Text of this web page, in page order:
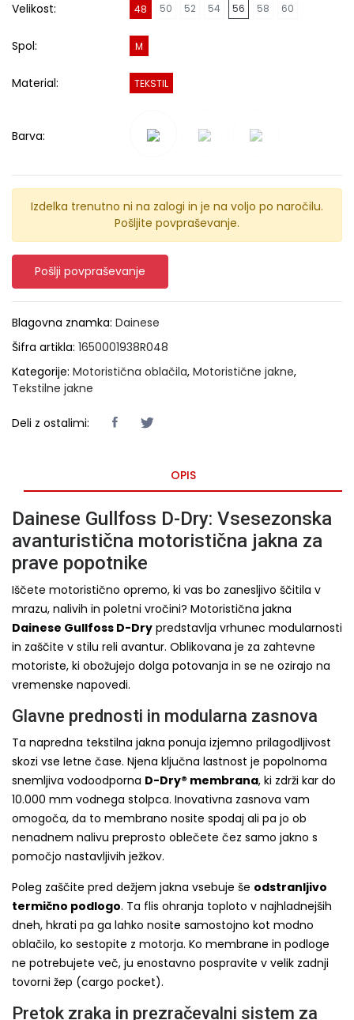
Velikost: 48 50 52 54 56 58 60
Spol: M
Material: TEKSTIL
Barva:
Izdelka trenutno ni na zalogi in je na voljo po naročilu.
Pošljite povpraševanje.
Pošlji povpraševanje
Blagovna znamka: Dainese
Šifra artikla: 1650001938R048
Kategorije: Motoristična oblačila, Motoristične jakne,
Tekstilne jakne
Deli z ostalimi:
OPIS
Dainese Gullfoss D-Dry: Vsesezonska
avanturistična motoristična jakna za
prave popotnike
Iščete motoristično opremo, ki vas bo zanesljivo ščitila v
mrazu, nalivih in poletni vročini? Motoristična jakna
Dainese Gullfoss D-Dry predstavlja vrhunec modularnosti
in zaščite v stilu reli avantur. Oblikovana je za zahtevne
motoriste, ki obožujejo dolga potovanja in se ne ozirajo na
vremenske napovedi.
Glavne prednosti in modularna zasnova
Ta napredna tekstilna jakna ponuja izjemno prilagodljivost
skozi vse letne čase. Njena ključna lastnost je popolnoma
snemljiva vodoodporna D-Dry® membrana, ki zdrži kar do
10.000 mm vodnega stolpca. Inovativna zasnova vam
omogoča, da to membrano nosite spodaj ali pa jo ob
nenadnem nalivu preprosto oblečete čez samo jakno s
pomočjo nastavljivih ježkov.
Poleg zaščite pred dežjem jakna vsebuje še odstranljivo
termično podlogo. Ta flis ohranja toploto v najhladnejših
dneh, hkrati pa ga lahko nosite samostojno kot modno
oblačilo, ko sestopite z motorja. Ko membrane in podloge
ne potrebujete več, ju enostavno pospravite v velik zadnji
tovorni žep (cargo pocket).
Pretok zraka in prezračevalni sistem za